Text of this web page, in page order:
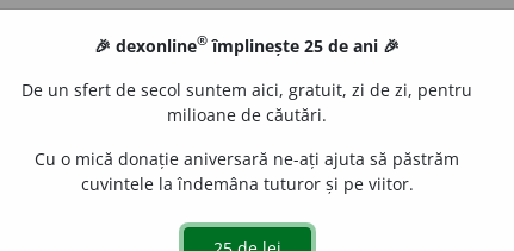
🎉 dexonline® împlinește 25 de ani 🎉
De un sfert de secol suntem aici, gratuit, zi de zi, pentru
milioane de căutări.
Cu o mică donație aniversară ne-ați ajuta să păstrăm
cuvintele la îndemâna tuturor și pe viitor.